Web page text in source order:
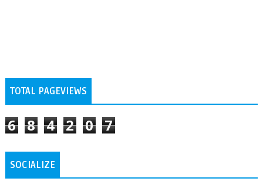
TOTAL PAGEVIEWS
6 8 4 2 0 7
SOCIALIZE